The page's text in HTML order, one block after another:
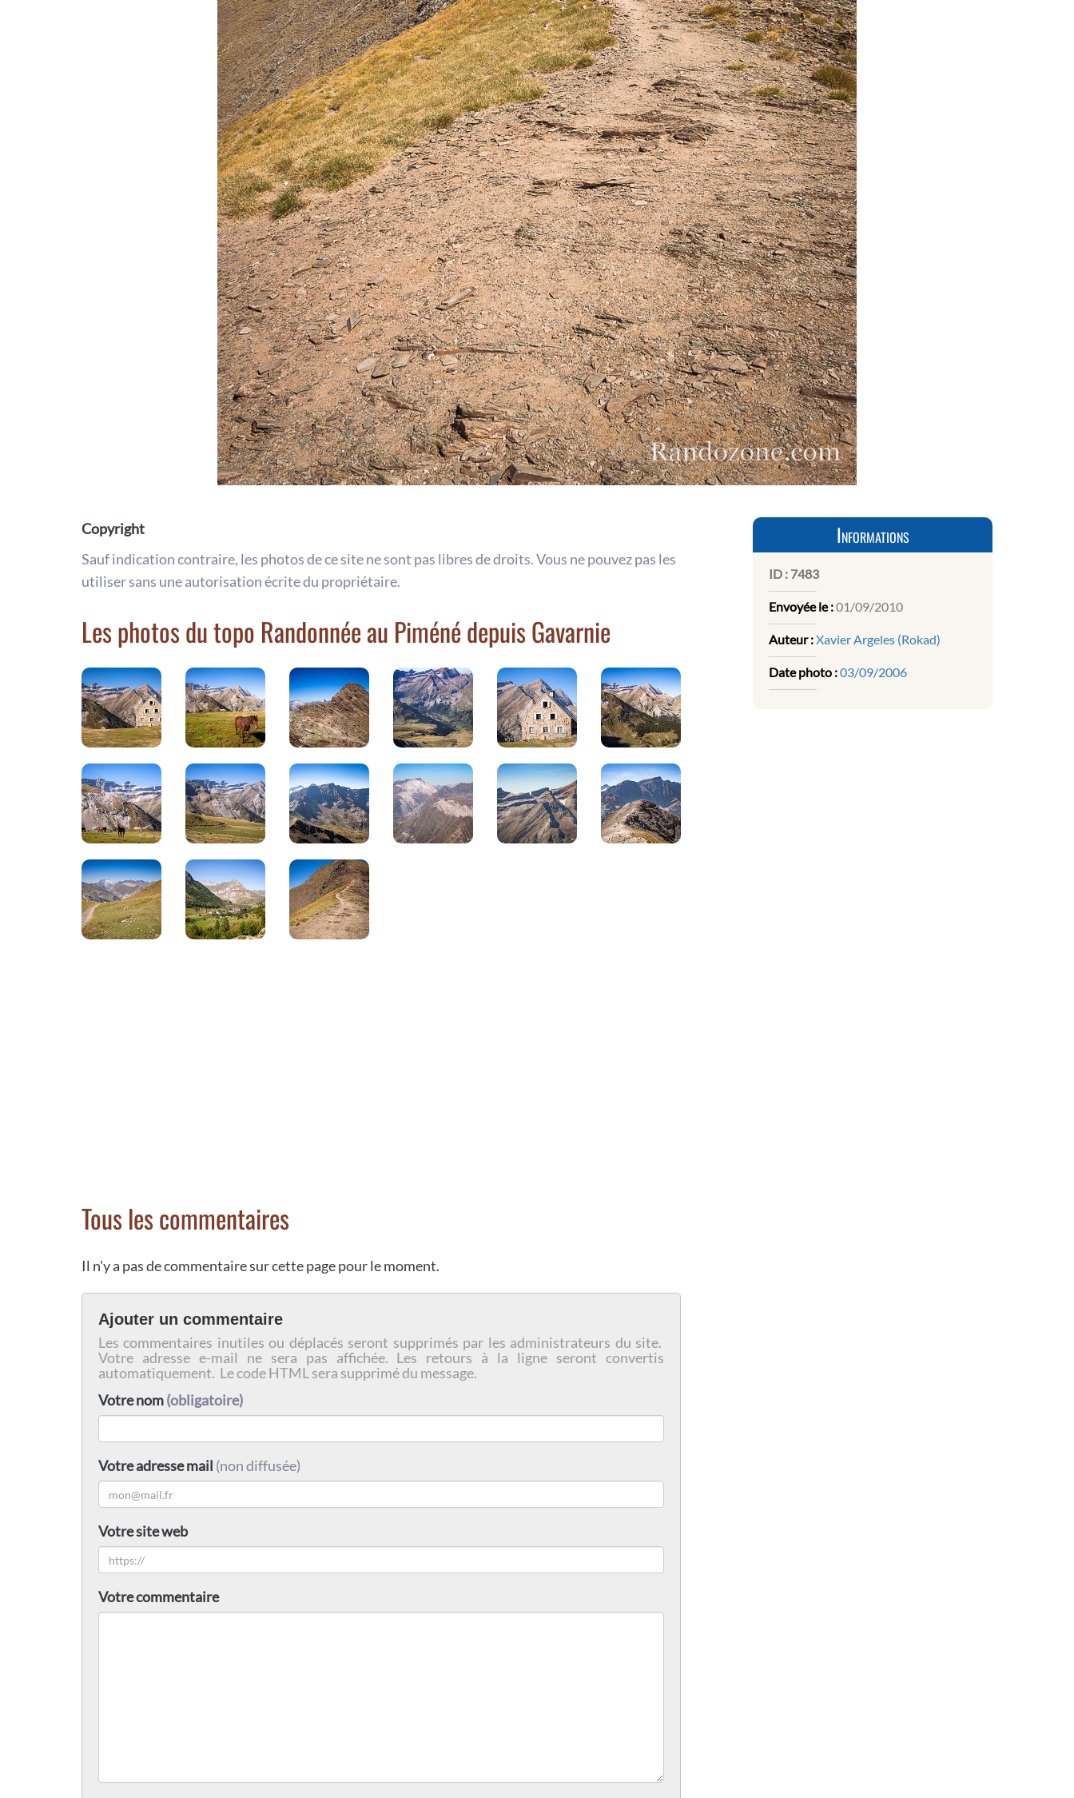
Copyright
Sauf indication contraire, les photos de ce site ne sont pas libres de droits. Vous ne pouvez pas les
utiliser sans une autorisation écrite du propriétaire.
Les photos du topo Randonnée au Piméné depuis Gavarnie
Tous les commentaires
Il n'y a pas de commentaire sur cette page pour le moment.
Ajouter un commentaire
Les commentaires inutiles ou déplacés seront supprimés par les administrateurs du site.
Votre adresse e-mail ne sera pas affichée. Les retours à la ligne seront convertis
automatiquement. Le code HTML sera supprimé du message.
Votre nom(obligatoire)
Votre adresse mail (non diffusée)
Votre site web
Votre commentaire
Informations
ID : 7483
Envoyée le :01/09/2010
Auteur :Xavier Argeles (Rokad)
Date photo :03/09/2006